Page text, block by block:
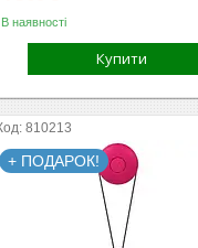
В наявності
Купити
810213
+ ПОДАРОК!